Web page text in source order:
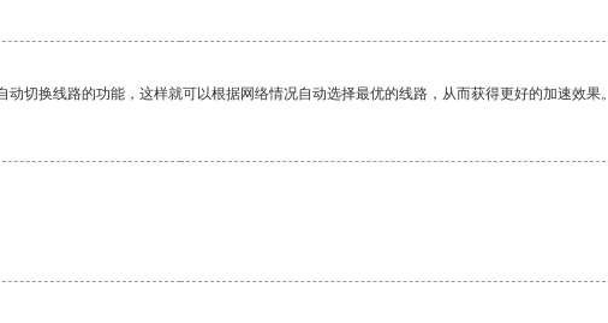
切换线路的功能，这样就可以根据网络情况自动选择最优的线路，从而获得更好的加速效果。